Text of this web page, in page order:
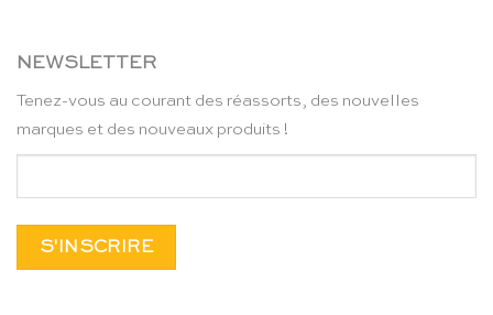
NEWSLETTER
Tenez-vous au courant des réassorts, des nouvelles
marques et des nouveaux produits !